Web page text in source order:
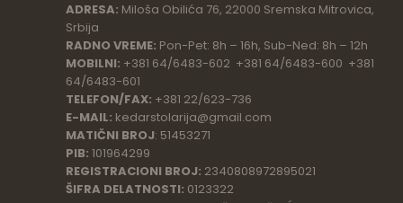
ADRESA: Miloša Obilića 76, 22000 Sremska Mitrovica,
Srbija
RADNO VREME: Pon-Pet: 8h – 16h, Sub-Ned: 8h – 12h
MOBILNI: +381 64/6483-602 +381 64/6483-600 +381
64/6483-601
TELEFON/FAX: +381 22/623-736
E-MAIL: kedarstolarija@gmail.com
MATIČNI BROJ: 51453271
PIB: 101964299
REGISTRACIONI BROJ: 2340808972895021
ŠIFRA DELATNOSTI: 0123322